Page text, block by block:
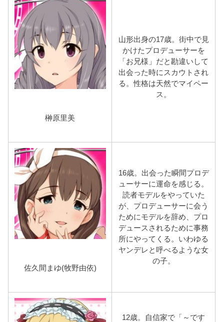
榊原里美
山形出身の17歳。街中で見
かけたプロデューサーを
「お兄様」だと勘違いして
出会った時にスカウトされ
る。性格は天然でマイペー
ス。
佐久間まゆ(牧野由依)
16歳。出会った瞬間プロデ
ューサーに運命を感じる。
読者モデルをやっていた
が、プロデューサーに会う
ためにモデルを辞め、プロ
デュースされるために事務
所にやってくる。いわゆる
ヤンデレと呼べるような女
の子。
12歳。自信家で「～です